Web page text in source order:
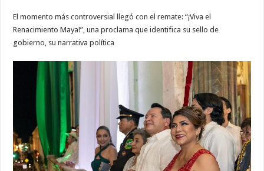
El momento más controversial llegó con el remate: “¡Viva el
Renacimiento Maya!”, una proclama que identifica su sello de
gobierno, su narrativa política